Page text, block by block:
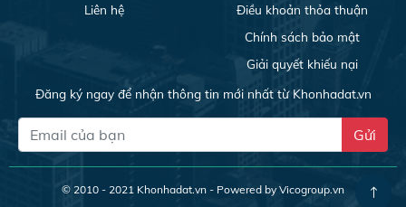
Liên hệ
Điều khoản thỏa thuận
Chính sách bảo mật
Giải quyết khiếu nại
Đăng ký ngay để nhận thông tin mới nhất từ Khonhadat.vn
Gửi
© 2010 - 2021 Khonhadat.vn - Powered by Vicogroup.vn